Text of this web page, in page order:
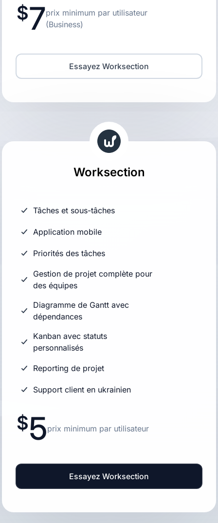
7prix minimum par utilisateur
(Business)
Essayez Worksection
Worksection
Tâches et sous-tâches
Application mobile
Priorités des tâches
Gestion de projet complète pour
des équipes
Diagramme de Gantt avec
dépendances
Kanban avec statuts
personnalisés
Reporting de projet
Support client en ukrainien
5prix minimum par utilisateur
Essayez Worksection